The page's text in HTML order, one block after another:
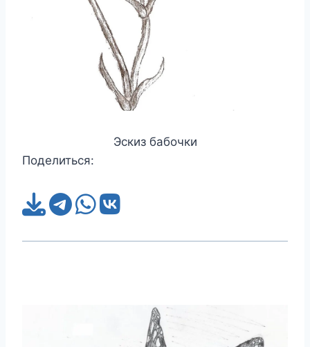
Эскиз бабочки
Поделиться: